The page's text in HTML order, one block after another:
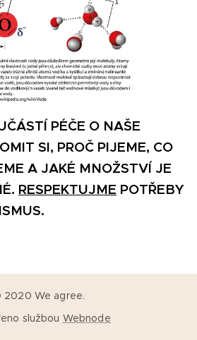
PÉČE O NAŠE
SI, PROČ PIJEME, CO
A JAKÉ MNOŽSTVÍ JE
RESPEKTUJME POTŘEBY
2020 We agree.
službou Webnode